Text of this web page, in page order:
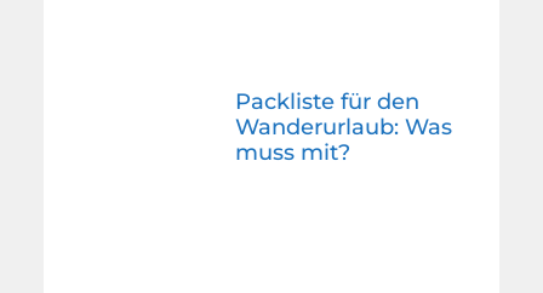
Packliste für den
Wanderurlaub: Was
muss mit?